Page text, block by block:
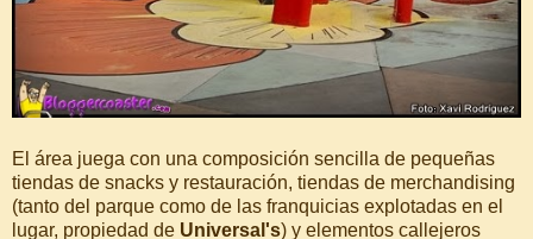
El área juega con una composición sencilla de pequeñas
tiendas de snacks y restauración, tiendas de merchandising
(tanto del parque como de las franquicias explotadas en el
lugar, propiedad de Universal's) y elementos callejeros